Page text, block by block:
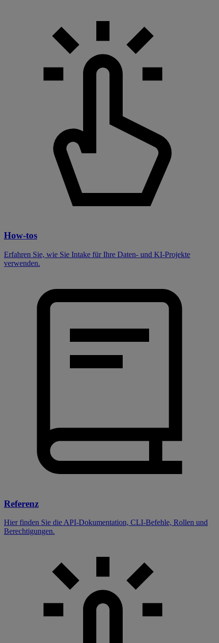
How-tos
Erfahren Sie, wie Sie Intake für Ihre Daten- und KI-Projekte
verwenden.
Referenz
Hier finden Sie die API-Dokumentation, CLI-Befehle, Rollen und
Berechtigungen.